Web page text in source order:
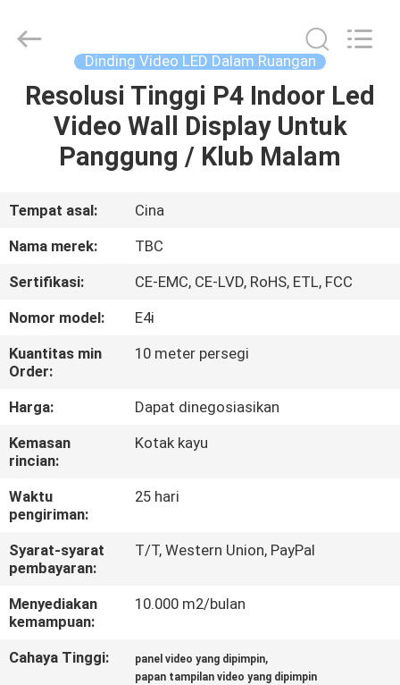
RUMAH
PRODUK
TAMPILAN
VR
TENTANG
KAMI
TUR
PABRIK
KONTROL
KUALITAS
BERITA
PETA
SITUS
Limited.
Dinding Video LED Dalam Ruangan
Resolusi Tinggi P4 Indoor Led
Video Wall Display Untuk
Panggung / Klub Malam
Tempat asal:
Cina
Nama merek:
TBC
Sertifikasi:
CE-EMC, CE-LVD, RoHS, ETL, FCC
Nomor model:
E4i
Kuantitas min
Order:
10 meter persegi
Harga:
Dapat dinegosiasikan
Kemasan
rincian:
Kotak kayu
Waktu
pengiriman:
25 hari
Syarat-syarat
pembayaran:
T/T, Western Union, PayPal
Menyediakan
kemampuan:
10.000 m2/bulan
Cahaya Tinggi: panel video yang dipimpin,
papan tampilan video yang dipimpin